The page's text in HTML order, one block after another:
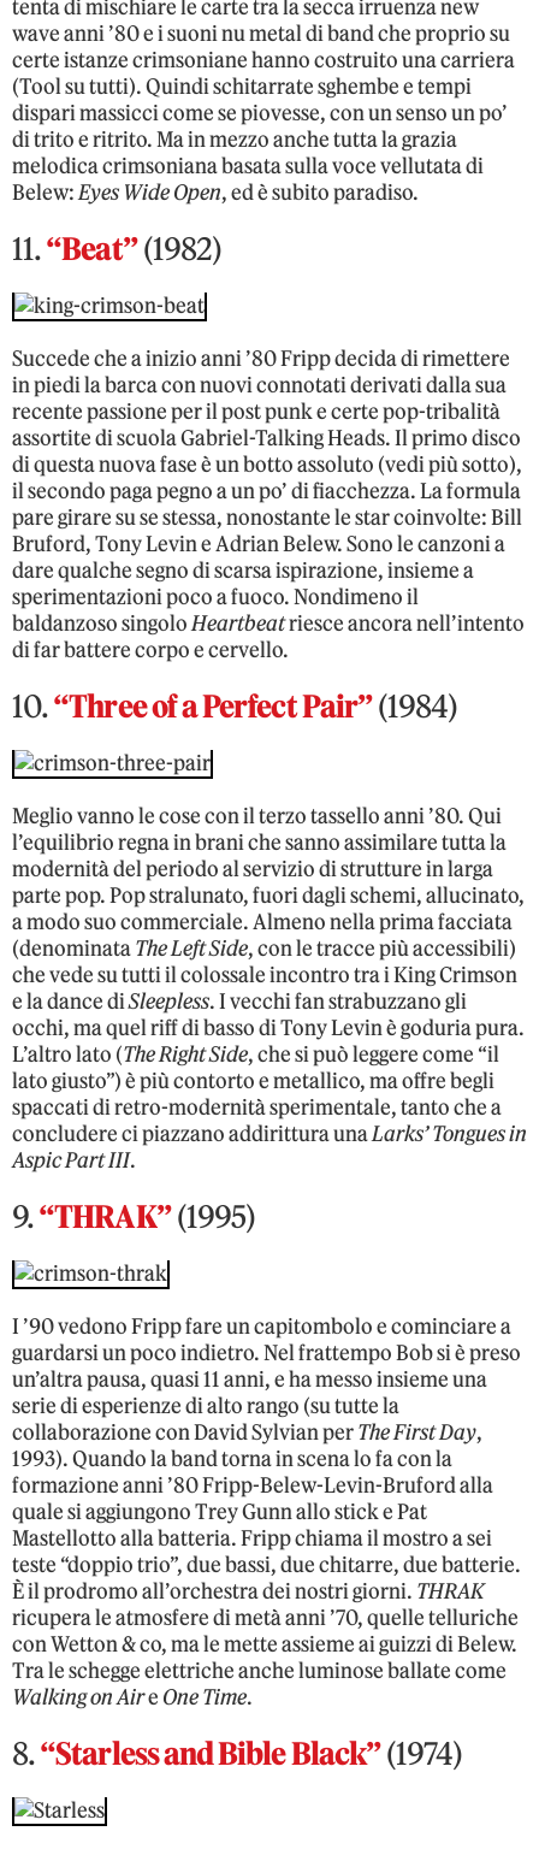
tenta di mischiare le carte tra la secca irruenza new
wave anni ’80 e i suoni nu metal di band che proprio su
certe istanze crimsoniane hanno costruito una carriera
(Tool su tutti). Quindi schitarrate sghembe e tempi
dispari massicci come se piovesse, con un senso un po’
di trito e ritrito. Ma in mezzo anche tutta la grazia
melodica crimsoniana basata sulla voce vellutata di
Belew:Eyes Wide Open, ed è subito paradiso.
11.“Beat”(1982)
Succede che a inizio anni ’80 Fripp decida di rimettere
in piedi la barca con nuovi connotati derivati dalla sua
recente passione per il post punk e certe pop-tribalità
assortite di scuola Gabriel-Talking Heads. Il primo disco
di questa nuova fase è un botto assoluto (vedi più sotto),
il secondo paga pegno a un po’ di fiacchezza. La formula
pare girare su se stessa, nonostante le star coinvolte: Bill
Bruford, Tony Levin e Adrian Belew. Sono le canzoni a
dare qualche segno di scarsa ispirazione, insieme a
sperimentazioni poco a fuoco. Nondimeno il
baldanzoso singoloHeartbeatriesce ancora nell’intento
di far battere corpo e cervello.
10.“Three of a Perfect Pair”(1984)
Meglio vanno le cose con il terzo tassello anni ’80. Qui
l’equilibrio regna in brani che sanno assimilare tutta la
modernità del periodo al servizio di strutture in larga
parte pop. Pop stralunato, fuori dagli schemi, allucinato,
a modo suo commerciale. Almeno nella prima facciata
(denominataThe Left Side, con le tracce più accessibili)
che vede su tutti il colossale incontro tra i King Crimson
e la dance diSleepless. I vecchi fan strabuzzano gli
occhi, ma quel riff di basso di Tony Levin è goduria pura.
L’altro lato (The Right Side, che si può leggere come “il
lato giusto”) è più contorto e metallico, ma offre begli
spaccati di retro-modernità sperimentale, tanto che a
concludere ci piazzano addirittura unaLarks’ Tongues in
Aspic Part III.
9.“THRAK”(1995)
I ’90 vedono Fripp fare un capitombolo e cominciare a
guardarsi un poco indietro. Nel frattempo Bob si è preso
un’altra pausa, quasi 11 anni, e ha messo insieme una
serie di esperienze di alto rango (su tutte la
collaborazione con David Sylvian perThe First Day,
1993). Quando la band torna in scena lo fa con la
formazione anni ’80 Fripp-Belew-Levin-Bruford alla
quale si aggiungono Trey Gunn allo stick e Pat
Mastellotto alla batteria. Fripp chiama il mostro a sei
teste “doppio trio”, due bassi, due chitarre, due batterie.
È il prodromo all’orchestra dei nostri giorni. THRAK
ricupera le atmosfere di metà anni ’70, quelle telluriche
con Wetton & co, ma le mette assieme ai guizzi di Belew.
Tra le schegge elettriche anche luminose ballate come
Walking on Aire One Time.
8.“Starless and Bible Black”(1974)